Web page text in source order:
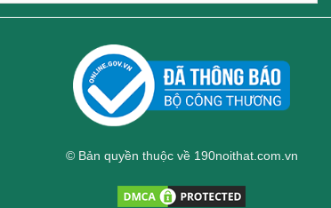
© Bản quyền thuộc về 190noithat.com.vn